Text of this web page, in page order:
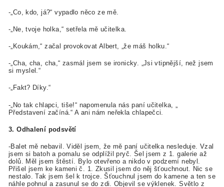
-„Co, kdo, já?“ vypadlo něco ze mě.
-„Ne, tvoje holka,“ setřela mě učitelka.
-„Koukám,“ začal provokovat Albert, „že máš holku.“
-„Cha, cha, cha,“ zasmál jsem se ironicky. „Jsi vtipnější, než jsem
si myslel.“
-„Fakt? Díky.“
-„No tak chlapci, tiše!“ napomenula nás paní učitelka, „
Představení začíná.“ A ani nám neřekla chlapečci.
3. Odhalení podsvětí
-Balet mě nebavil. Viděl jsem, že mě paní učitelka nesleduje. Vzal
jsem si batoh a pomalu se odplížil pryč. Šel jsem z 1. galerie až
dolů. Měl jsem štěstí. Bylo otevřeno a nikdo v podzemí nebyl.
Přišel jsem ke kameni č. 1. Zkusil jsem do něj šťouchnout. Nic se
nestalo. Tak jsem šel k trojce. Šťouchnul jsem do kamene a ten se
náhle pohnul a zasunul se do zdi. Objevil se výklenek. Světlo z